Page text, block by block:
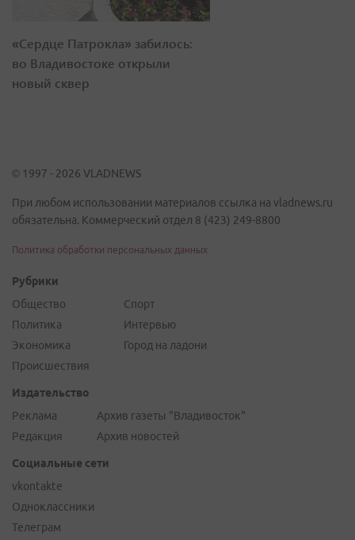
«Сердце Патрокла» забилось:
во Владивостоке открыли
новый сквер
© 1997 - 2026 VLADNEWS
При любом использовании материалов ссылка на vladnews.ru
обязательна. Коммерческий отдел 8 (423) 249-8800
Политика обработки персональных данных
Рубрики
Общество
Политика
Экономика
Происшествия
Спорт
Интервью
Город на ладони
Издательство
Реклама
Редакция
Архив газеты "Владивосток"
Архив новостей
Социальные сети
vkontakte
Одноклассники
Телеграм